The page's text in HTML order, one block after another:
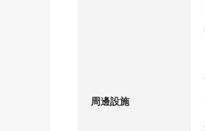
周邊設施